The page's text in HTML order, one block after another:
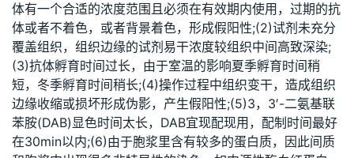
体有一个合适的浓度范围且必须在有效期内使用，过期的抗
体或者不着色，或者背景着色，形成假阳性;(2)试剂未充分
覆盖组织，组织边缘的试剂易干浓度较组织中间高致深染;
(3)抗体孵育时间过长，由于室温的影响夏季孵育时间稍
短，冬季孵育时间稍长;(4)操作过程中组织变干，造成组织
边缘收缩或损坏形成伪影，产生假阳性;(5)3，3′-二氨基联
苯胺(DAB)显色时间太长，DAB宜现配现用，配制时间最好
在30min以内;(6)由于胞浆里含有较多的蛋白质，因此间质